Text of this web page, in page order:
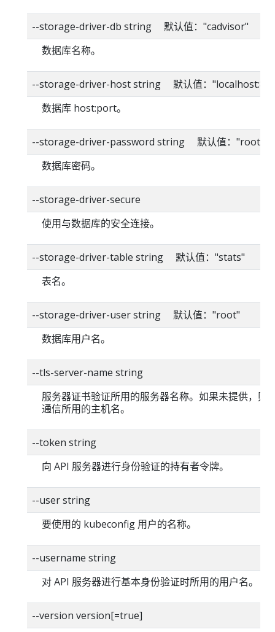
--storage-driver-db string 默认值："cadvisor"
数据库名称。
--storage-driver-host string 默认值：
数据库 host:port。
--storage-driver-password string 默认值："root"
数据库密码。
--storage-driver-secure
使用与数据库的安全连接。
--storage-driver-table string 默认值："stats"
表名。
--storage-driver-user string 默认值："root"
数据库用户名。
--tls-server-name string
服务器证书验证所用的服务器名称。如果未提供，则
通信所用的主机名。
--token string
向 API 服务器进行身份验证的持有者令牌。
--user string
要使用的 kubeconfig 用户的名称。
--username string
对 API 服务器进行基本身份验证时所用的用户名。
--version version[=true]